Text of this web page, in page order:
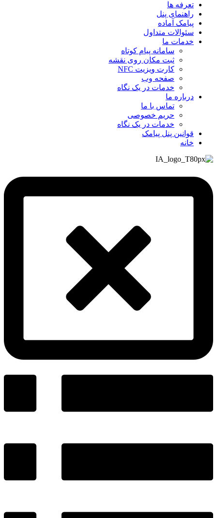
تعرفه ها
راهنمای پنل
پیامک آماده
سئوالات متداول
خدمات ما
سامانه پیام کوتاه
ثبت مکان روی نقشه
کارت ویزیت NFC
صفحه وب
خدمات در یک نگاه
درباره ما
تماس با ما
حریم خصوصی
خدمات در یک نگاه
قوانین پنل پیامک
خانه